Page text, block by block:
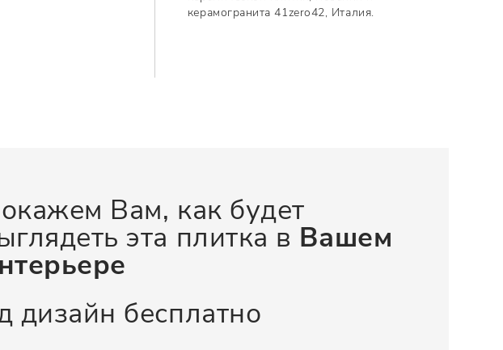
керамогранита 41zero42, Италия.
Вам, как будет
эта плитка в Вашем
дизайн бесплатно